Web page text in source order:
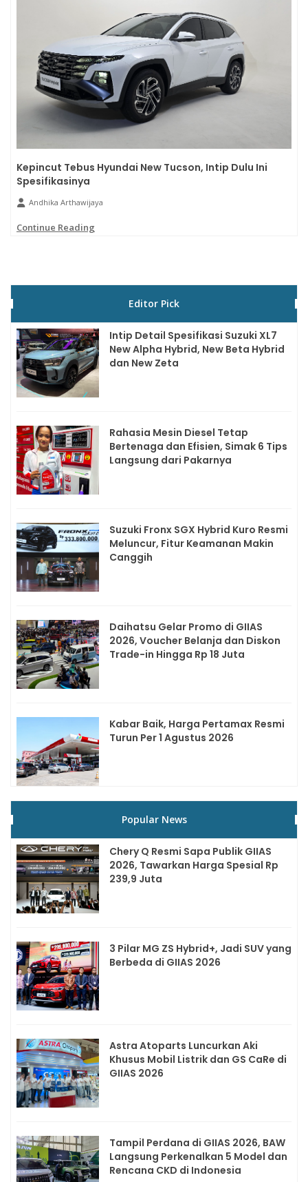
Kepincut Tebus Hyundai New Tucson, Intip Dulu Ini
Spesifikasinya
Andhika Arthawijaya
Continue Reading
Editor Pick
Intip Detail Spesifikasi Suzuki XL7
New Alpha Hybrid, New Beta Hybrid
dan New Zeta
Rahasia Mesin Diesel Tetap
Bertenaga dan Efisien, Simak 6 Tips
Langsung dari Pakarnya
Suzuki Fronx SGX Hybrid Kuro Resmi
Meluncur, Fitur Keamanan Makin
Canggih
Daihatsu Gelar Promo di GIIAS
2026, Voucher Belanja dan Diskon
Trade-in Hingga Rp 18 Juta
Kabar Baik, Harga Pertamax Resmi
Turun Per 1 Agustus 2026
Popular News
Chery Q Resmi Sapa Publik GIIAS
2026, Tawarkan Harga Spesial Rp
239,9 Juta
3 Pilar MG ZS Hybrid+, Jadi SUV yang
Berbeda di GIIAS 2026
Astra Atoparts Luncurkan Aki
Khusus Mobil Listrik dan GS CaRe di
GIIAS 2026
Tampil Perdana di GIIAS 2026, BAW
Langsung Perkenalkan 5 Model dan
Rencana CKD di Indonesia